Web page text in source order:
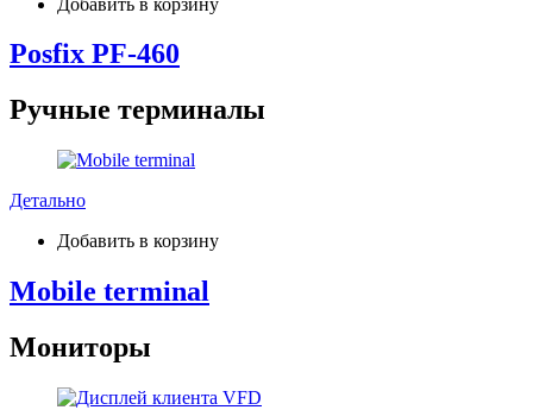
Posfix PF-460
Ручные терминалы
Детально
Добавить в корзину
Mobile terminal
Мониторы